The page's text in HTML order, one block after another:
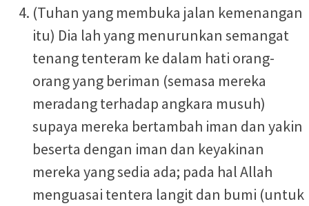
(Tuhan yang membuka jalan kemenangan
itu) Dia lah yang menurunkan semangat
tenang tenteram ke dalam hati orang-
orang yang beriman (semasa mereka
meradang terhadap angkara musuh)
supaya mereka bertambah iman dan yakin
beserta dengan iman dan keyakinan
mereka yang sedia ada; pada hal Allah
menguasai tentera langit dan bumi (untuk